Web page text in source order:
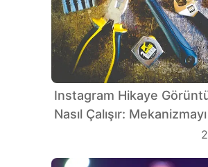
Instagram Hikaye
Nasıl Çalışır: